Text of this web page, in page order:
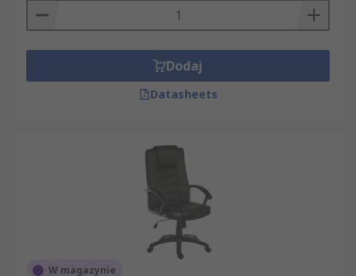
Dodaj
Datasheets
W magazynie